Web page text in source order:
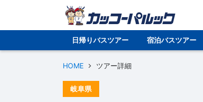
日帰りバスツアー 宿泊バスツアー
HOME ツアー詳細
岐阜県